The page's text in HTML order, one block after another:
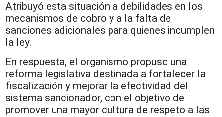
Atribuyó esta situación a debilidades en los
mecanismos de cobro y a la falta de
sanciones adicionales para quienes incumplen
la ley.
En respuesta, el organismo propuso una
reforma legislativa destinada a fortalecer la
fiscalización y mejorar la efectividad del
sistema sancionador, con el objetivo de
promover una mayor cultura de respeto a las